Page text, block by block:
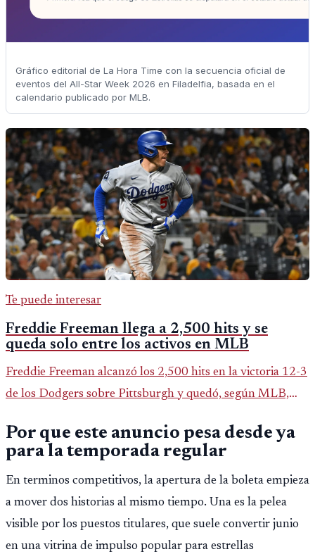
Gráfico editorial de La Hora Time con la secuencia oficial de
eventos del All-Star Week 2026 en Filadelfia, basada en el
calendario publicado por MLB.
Te puede interesar
Freddie Freeman llega a 2,500 hits y se
queda solo entre los activos en MLB
Freddie Freeman alcanzó los 2,500 hits en la victoria 12-3
de los Dodgers sobre Pittsburgh y quedó, según MLB,
Ligas.
Por que este anuncio pesa desde ya
para la temporada regular
En terminos competitivos, la apertura de la boleta empieza
a mover dos historias al mismo tiempo. Una es la pelea
visible por los puestos titulares, que suele convertir junio
en una vitrina de impulso popular para estrellas